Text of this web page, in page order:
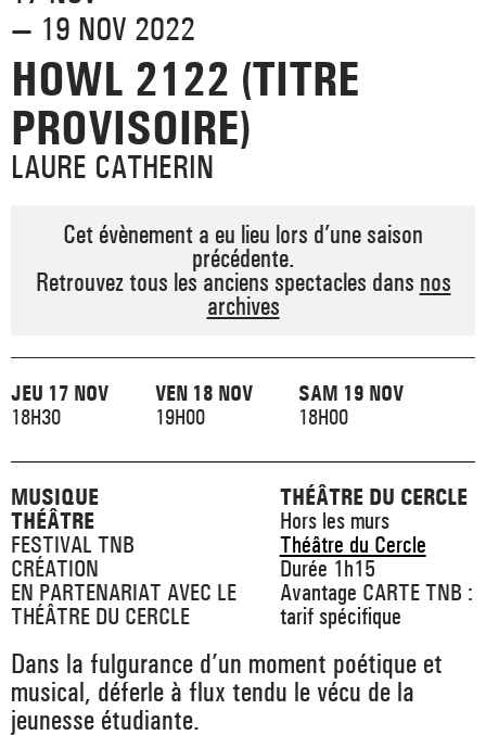
_ LES SALLES
_ ACTION TERRITORIALE
_ ACTION CULTURELLE
_ TNB SOLIDAIRE
_ TNB ÉCO-RESPONSABLE
_ ARCHIVES ET RESSOURCES
_ COPRODUCTIONS
_ RÉSIDENCES D'ARTISTE
_ INTERNATIONAL
_ ACTUALITÉS
_ FORMATION
_ INSERTION PROFESSIONNELLE
_ PROMOTIONS
_ INTERNATIONAL
_ NOUS SOUTENIR
_ CONTACTS ET INFOS PRATIQUES
_ NOS MÉCÈNES
_ DEVENEZ MÉCÈNE
_ SOUTENEZ LE FESTIVAL TNB
_ RENCONTRER
_ PROFITER
_ MARCHÉS
>
>
>
— 19 NOV 2022
HOWL 2122 (TITRE
PROVISOIRE)
LAURE CATHERIN
Cet évènement a eu lieu lors d’une saison
précédente.
Retrouvez tous les anciens spectacles dans nos
archives
JEU 17 NOV
18H30
VEN 18 NOV
19H00
SAM 19 NOV
18H00
MUSIQUE
THÉÂTRE
FESTIVAL TNB
CRÉATION
EN PARTENARIAT AVEC LE
THÉÂTRE DU CERCLE
THÉÂTRE DU CERCLE
Hors les murs
Théâtre du Cercle
Durée 1h15
Avantage CARTE TNB :
tarif spécifique
Dans la fulgurance d’un moment poétique et
musical, déferle à flux tendu le vécu de la
jeunesse étudiante.